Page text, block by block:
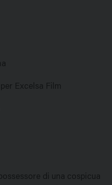
Excelsa Film
di una cospicua